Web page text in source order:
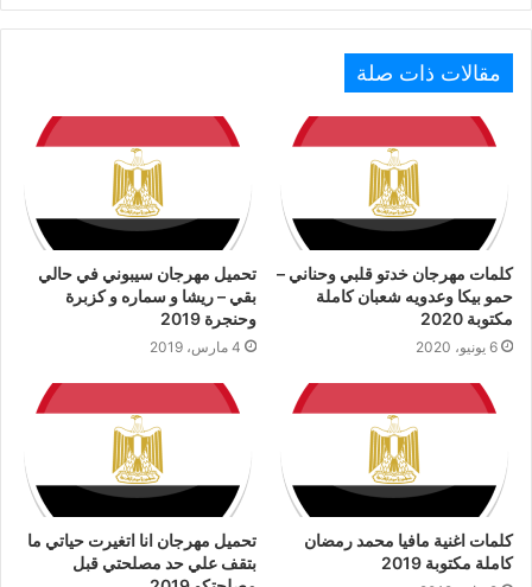
مقالات ذات صلة
كلمات مهرجان خدتو قلبي وحناني –
حمو بيكا وعدويه شعبان كاملة
مكتوبة 2020
6 يونيو، 2020
تحميل مهرجان سيبوني في حالي
بقي – ريشا و سماره و كزبرة
وحنجرة 2019
4 مارس، 2019
كلمات اغنية مافيا محمد رمضان
كاملة مكتوبة 2019
تحميل مهرجان انا اتغيرت حياتي ما
بتقف علي حد مصلحتي قبل